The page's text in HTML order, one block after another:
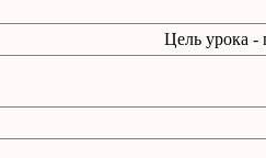
Цель урока -